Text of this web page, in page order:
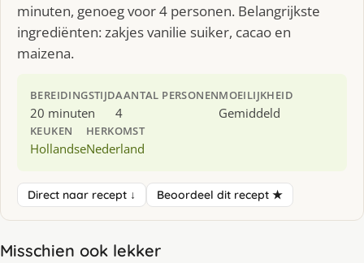
minuten, genoeg voor 4 personen. Belangrijkste
ingrediënten: zakjes vanilie suiker, cacao en
maizena.
BEREIDINGSTIJD
20 minuten
AANTAL PERSONEN
4
MOEILIJKHEID
Gemiddeld
KEUKEN
Hollandse
HERKOMST
Nederland
Direct naar recept ↓ Beoordeel dit recept ★
Misschien ook lekker